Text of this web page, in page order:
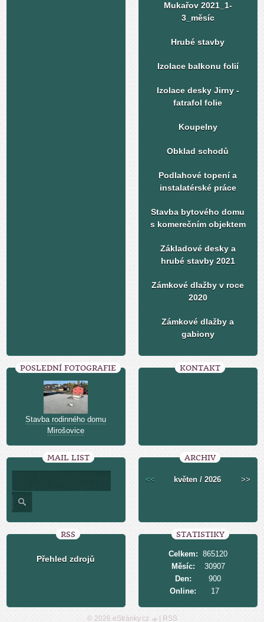
Mukařov 2021_1-
3_měsíc
Hrubé stavby
Izolace balkonu folií
Izolace desky Jirny -
fatrafol folie
Koupelny
Obklad schodů
Podlahové topení a
instalatérské práce
Stavba bytového domu
s komerečním objektem
Základové desky a
hrubé stavby 2021
Zámkové dlažby v roce
2020
Zámkové dlažby a
gabiony
POSLEDNÍ FOTOGRAFIE
Stavba rodinného domu
Mirošovice
KONTAKT
MAIL LIST ARCHIV
<< květen / 2026 >>
RSS
Přehled zdrojů
STATISTIKY
Online: 17
Celkem: 865120
Měsíc:
30907
Den:
900
© 2026 eStránky.cz RSS